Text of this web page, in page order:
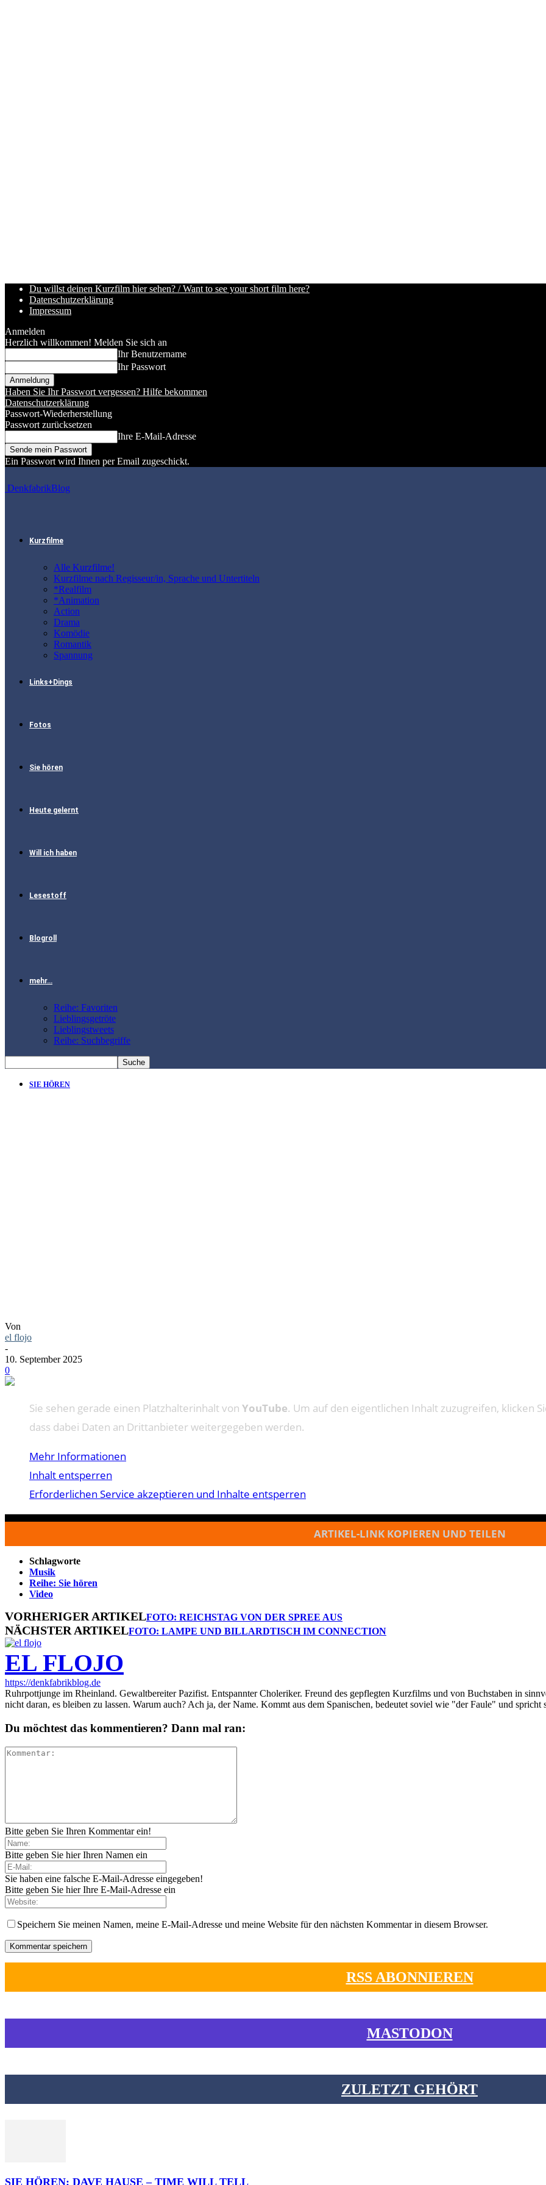
Du willst deinen Kurzfilm hier sehen? / Want to see your short film here?
Datenschutzerklärung
Impressum
Anmelden
Herzlich willkommen! Melden Sie sich an
Ihr Benutzername
Ihr Passwort
Haben Sie Ihr Passwort vergessen? Hilfe bekommen
Datenschutzerklärung
Passwort-Wiederherstellung
Passwort zurücksetzen
Ihre E-Mail-Adresse
Ein Passwort wird Ihnen per Email zugeschickt.
DenkfabrikBlog
Kurzfilme
Alle Kurzfilme!
Kurzfilme nach Regisseur/in, Sprache und Untertiteln
*Realfilm
*Animation
Action
Drama
Komödie
Romantik
Spannung
Links+Dings
Fotos
Sie hören
Heute gelernt
Will ich haben
Lesestoff
Blogroll
mehr…
Reihe: Favoriten
Lieblingsgetröte
Lieblingstweets
Reihe: Suchbegriffe
SIE HÖREN
Von
el flojo
-
10. September 2025
0
Sie sehen gerade einen Platzhalterinhalt von YouTube. Um auf den eigentlichen Inhalt zuzugreifen, klicken
dass dabei Daten an Drittanbieter weitergegeben werden.
Mehr Informationen
Inhalt entsperren
Erforderlichen Service akzeptieren und Inhalte entsperren
ARTIKEL-LINK KOPIEREN UND TEILEN
Schlagworte
Musik
Reihe: Sie hören
Video
VORHERIGER ARTIKELFOTO: REICHSTAG VON DER SPREE AUS
NÄCHSTER ARTIKELFOTO: LAMPE UND BILLARDTISCH IM CONNECTION
EL FLOJO
https://denkfabrikblog.de
Ruhrpottjunge im Rheinland. Gewaltbereiter Pazifist. Entspannter Choleriker. Freund des gepflegten Kurzfilms und von Buchstaben in
nicht daran, es bleiben zu lassen. Warum auch? Ach ja, der Name. Kommt aus dem Spanischen, bedeutet soviel wie "der Faule" und spricht
Du möchtest das kommentieren? Dann mal ran:
Bitte geben Sie Ihren Kommentar ein!
Bitte geben Sie hier Ihren Namen ein
Sie haben eine falsche E-Mail-Adresse eingegeben!
Bitte geben Sie hier Ihre E-Mail-Adresse ein
Speichern Sie meinen Namen, meine E-Mail-Adresse und meine Website für den nächsten Kommentar in diesem Browser.
RSS ABONNIEREN
MASTODON
ZULETZT GEHÖRT
SIE HÖREN: DAVE HAUSE – TIME WILL TELL